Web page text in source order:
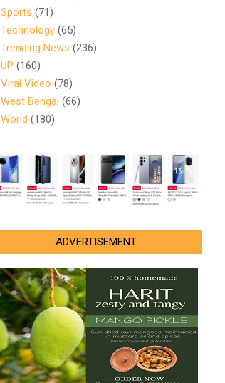
Sports (71)
Technology(65)
Trending News (236)
UP (160)
Viral Video (78)
West Bengal (66)
World (180)
ADVERTISEMENT